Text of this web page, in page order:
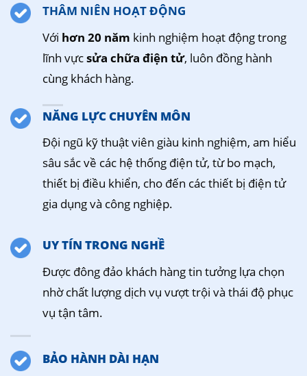
THÂM NIÊN HOẠT ĐỘNG
Với hơn 20 năm kinh nghiệm hoạt động trong
lĩnh vựcsửa chữa điện tử, luôn đồng hành
cùng khách hàng.
NĂNG LỰC CHUYÊN MÔN
Đội ngũ kỹ thuật viên giàu kinh nghiệm, am hiểu
sâu sắc về các hệ thống điện tử, từ bo mạch,
thiết bị điều khiển, cho đến các thiết bị điện tử
gia dụng và công nghiệp.
UY TÍN TRONG NGHỀ
Được đông đảo khách hàng tin tưởng lựa chọn
nhờ chất lượng dịch vụ vượt trội và thái độ phục
vụ tận tâm.
BẢO HÀNH DÀI HẠN